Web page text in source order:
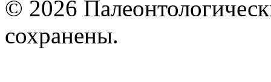
© 2026
сохранены.